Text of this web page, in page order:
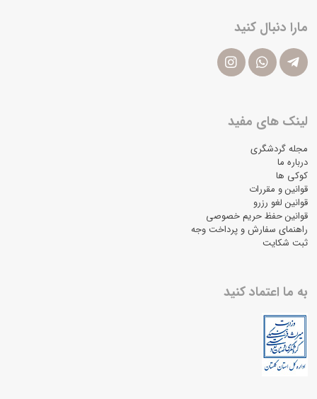
مارا دنبال کنید
لینک های مفید
مجله گردشگری
درباره ما
کوکی ها
قوانین و مقررات
قوانین لغو رزرو
قوانین حفظ حریم خصوصی
راهنمای سفارش و پرداخت وجه
ثبت شکایت
به ما اعتماد کنید